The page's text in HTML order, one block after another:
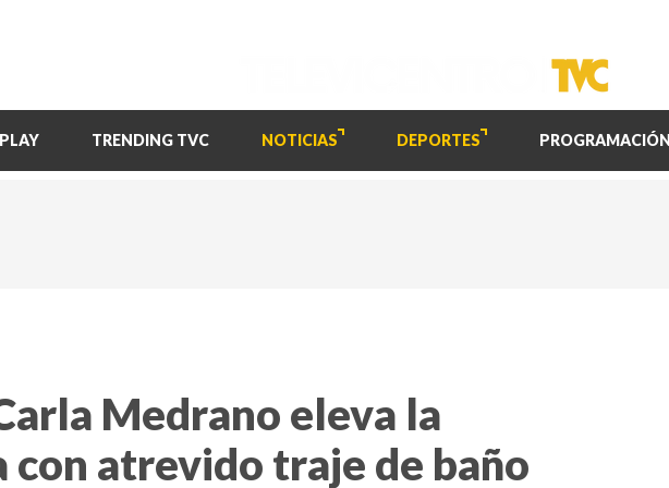
TRENDING TVC NOTICIAS DEPORTES PROGRAMACIÓN
Medrano eleva la
atrevido traje de baño